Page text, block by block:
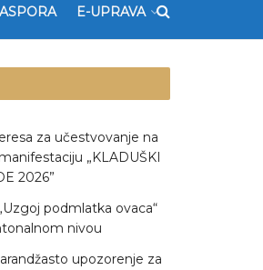
E-UPRAVA
za učestvovanje na
„KLADUŠKI
2026”
podmlatka ovaca“
nivou
upozorenje za